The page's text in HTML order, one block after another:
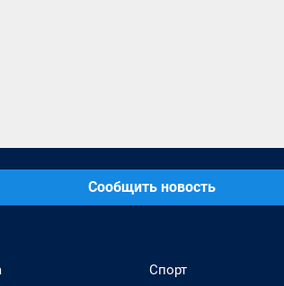
Сообщить новость
Спорт